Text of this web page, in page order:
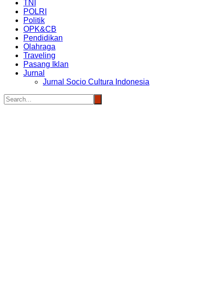
TNI
POLRI
Politik
OPK&CB
Pendidikan
Olahraga
Traveling
Pasang Iklan
Jurnal
Jurnal Socio Cultura Indonesia